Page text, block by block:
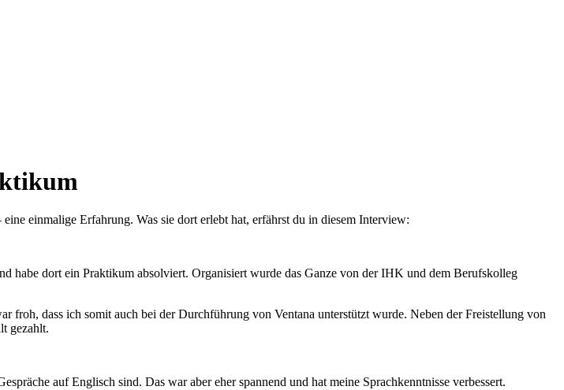
einmalige Erfahrung. Was sie dort erlebt hat, erfährst du in diesem Interview:
habe dort ein Praktikum absolviert. Organisiert wurde das Ganze von der IHK und dem Berufskolleg
froh, dass ich somit auch bei der Durchführung von Ventana unterstützt wurde. Neben der Freistellung von
gezahlt.
auf Englisch sind. Das war aber eher spannend und hat meine Sprachkenntnisse verbessert.